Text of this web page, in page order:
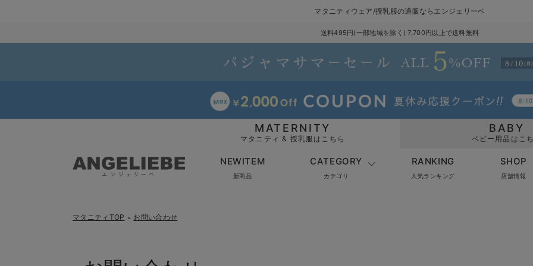
マタニティウェア/授乳服の通販ならエンジェリーベ
送料495円(一部地域を除く) 7,700円以上で送料無料
MATERNITY
マタニティ & 授乳服はこちら
BABY
ベビー用品はこ
NEWITEM
新商品
CATEGORY
カテゴリ
RANKING
人気ランキング
SHOP
店舗情報
マタニティTOP ＞ お問い合わせ